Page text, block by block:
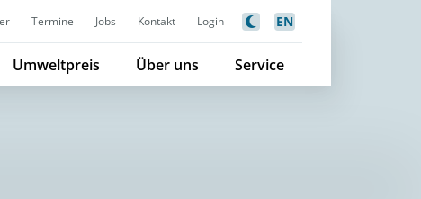
Termine Jobs Kontakt Login EN
Umweltpreis Über uns Service